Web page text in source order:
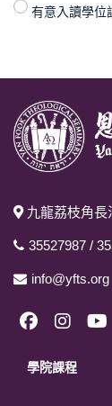
有意入讀學位
九龍荔枝角長
35527987 /
info@yfts.org
學院課程